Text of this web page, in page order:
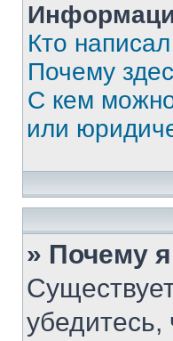
Кто
Почему
С кем можно
или
» Почему